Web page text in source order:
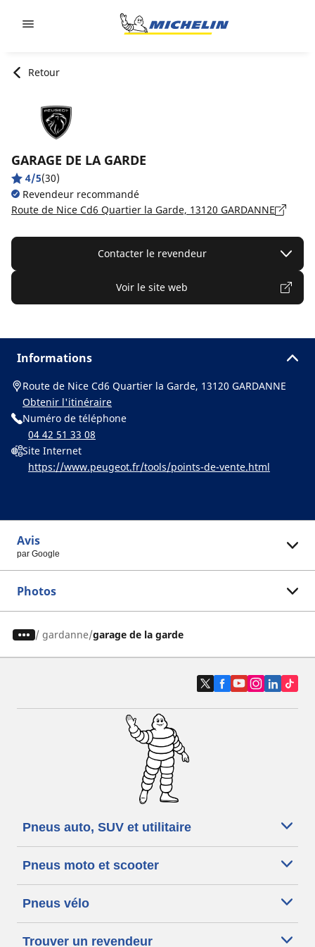
Retour
GARAGE DE LA GARDE
4/5(30)
Revendeur recommandé
Route de Nice Cd6 Quartier la Garde, 13120 GARDANNE
Contacter le revendeur
Voir le site web
Informations
Route de Nice Cd6 Quartier la Garde, 13120 GARDANNE
Obtenir l'itinéraire
Numéro de téléphone
04 42 51 33 08
Site Internet
https://www.peugeot.fr/tools/points-de-vente.html
Avis
par Google
Photos
/ gardanne garage de la garde
Pneus auto, SUV et utilitaire
Pneus moto et scooter
Pneus vélo
Trouver un revendeur